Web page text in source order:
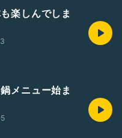
楽しんでしま
メニュー始ま